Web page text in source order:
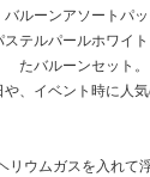
バルーンアソートパッ
テルパールホワイ
たバルーンセット。
、イベント時に人気
リウムガスを入れて